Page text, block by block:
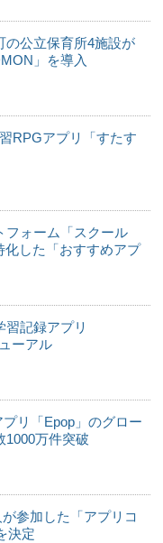
の公立保育所4施設が
」を導入
RPGアプリ「すたす
フォーム「スクール
化した「おすすめアプ
習記録アプリ
ーアル
リ「Epop」のグロー
1000万件突破
参加した「アプリコ
決定